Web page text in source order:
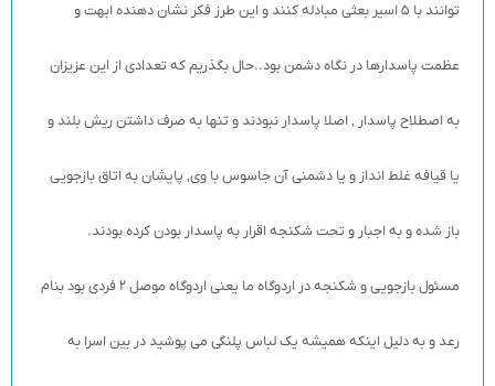
توانند با 5 اسیر بعثی مبادله کنند و این طرز فکر نشان دهنده ابهت و
عظمت پاسدارها در نگاه دشمن بود..حال بگذریم که تعدادی از این عزیزان
به اصطلاح پاسدار ‚ اصلا پاسدار نبودند و تنها به صرف داشتن ریش بلند و
یا قیافه غلط انداز و یا دشمنی آن جاسوس با وی‚ پایشان به اتاق بازجویی
باز شده و به اجبار و تحت شکنجه اقرار به پاسدار بودن کرده بودند.
مسئول بازجویی و شکنجه در اردوگاه ما یعنی اردوگاه موصل 2 فردی بود بنام
رعد و به دلیل اینکه همیشه یک لباس پلنگی می پوشید در بین اسرا به